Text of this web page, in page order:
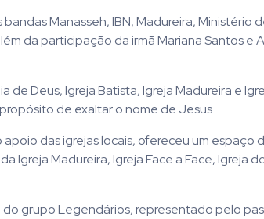
Manasseh, IBN, Madureira, Ministério
da participação da irmã Mariana Santos
de Deus, Igreja Batista, Igreja Madureira e
de exaltar o nome de Jesus.
das igrejas locais, ofereceu um
Igreja Madureira, Igreja Face a Face, Igreja
grupo Legendários, representado pelo